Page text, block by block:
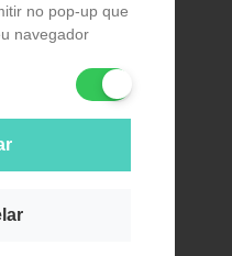
no pop-up que
navegador